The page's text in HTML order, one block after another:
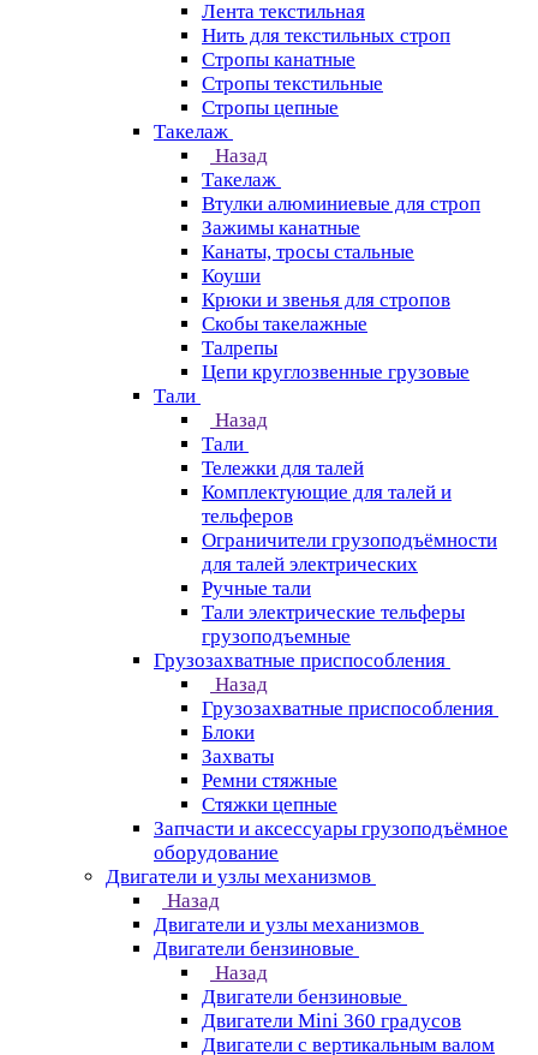
Лента текстильная
Нить для текстильных строп
Стропы канатные
Стропы текстильные
Стропы цепные
Такелаж
Назад
Такелаж
Втулки алюминиевые для строп
Зажимы канатные
Канаты, тросы стальные
Коуши
Крюки и звенья для стропов
Скобы такелажные
Талрепы
Цепи круглозвенные грузовые
Тали
Назад
Тали
Тележки для талей
Комплектующие для талей и
тельферов
Ограничители грузоподъёмности
для талей электрических
Ручные тали
Тали электрические тельферы
грузоподъемные
Грузозахватные приспособления
Назад
Грузозахватные приспособления
Блоки
Захваты
Ремни стяжные
Стяжки цепные
Запчасти и аксессуары грузоподъёмное
оборудование
Двигатели и узлы механизмов
Назад
Двигатели и узлы механизмов
Двигатели бензиновые
Назад
Двигатели бензиновые
Двигатели Mini 360 градусов
Двигатели с вертикальным валом